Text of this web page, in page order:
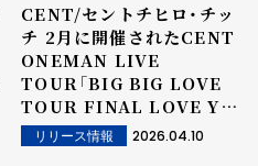
CENT/セントチヒロ・チッ
チ 2月に開催されたCENT
ONEMAN LIVE
TOUR「BIG BIG LOVE
TOUR FINAL LOVE YA
♡♡♡」より「yummy
goodday」のライブ映像
リリース情報 2026.04.10